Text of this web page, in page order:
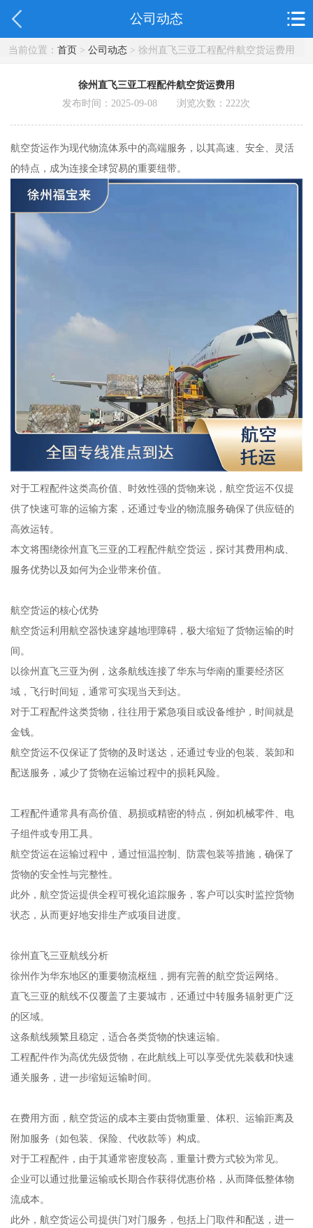
公司动态
当前位置： 首页> 公司动态> 徐州直飞三亚工程配件航空货运费用
徐州直飞三亚工程配件航空货运费用
发布时间：2025-09-08 浏览次数：222次
航空货运作为现代物流体系中的高端服务，以其高速、安全、灵活
的特点，成为连接全球贸易的重要纽带。
对于工程配件这类高价值、时效性强的货物来说，航空货运不仅提
供了快速可靠的运输方案，还通过专业的物流服务确保了供应链的
高效运转。
本文将围绕徐州直飞三亚的工程配件航空货运，探讨其费用构成、
服务优势以及如何为企业带来价值。
航空货运的核心优势
航空货运利用航空器快速穿越地理障碍，极大缩短了货物运输的时
间。
以徐州直飞三亚为例，这条航线连接了华东与华南的重要经济区
域，飞行时间短，通常可实现当天到达。
对于工程配件这类货物，往往用于紧急项目或设备维护，时间就是
金钱。
航空货运不仅保证了货物的及时送达，还通过专业的包装、装卸和
配送服务，减少了货物在运输过程中的损耗风险。
工程配件通常具有高价值、易损或精密的特点，例如机械零件、电
子组件或专用工具。
航空货运在运输过程中，通过恒温控制、防震包装等措施，确保了
货物的安全性与完整性。
此外，航空货运提供全程可视化追踪服务，客户可以实时监控货物
状态，从而更好地安排生产或项目进度。
徐州直飞三亚航线分析
徐州作为华东地区的重要物流枢纽，拥有完善的航空货运网络。
直飞三亚的航线不仅覆盖了主要城市，还通过中转服务辐射更广泛
的区域。
这条航线频繁且稳定，适合各类货物的快速运输。
工程配件作为高优先级货物，在此航线上可以享受优先装载和快速
通关服务，进一步缩短运输时间。
在费用方面，航空货运的成本主要由货物重量、体积、运输距离及
附加服务（如包装、保险、代收款等）构成。
对于工程配件，由于其通常密度较高，重量计费方式较为常见。
企业可以通过批量运输或长期合作获得优惠价格，从而降低整体物
流成本。
此外，航空货运公司提供门对门服务，包括上门取件和配送，进一